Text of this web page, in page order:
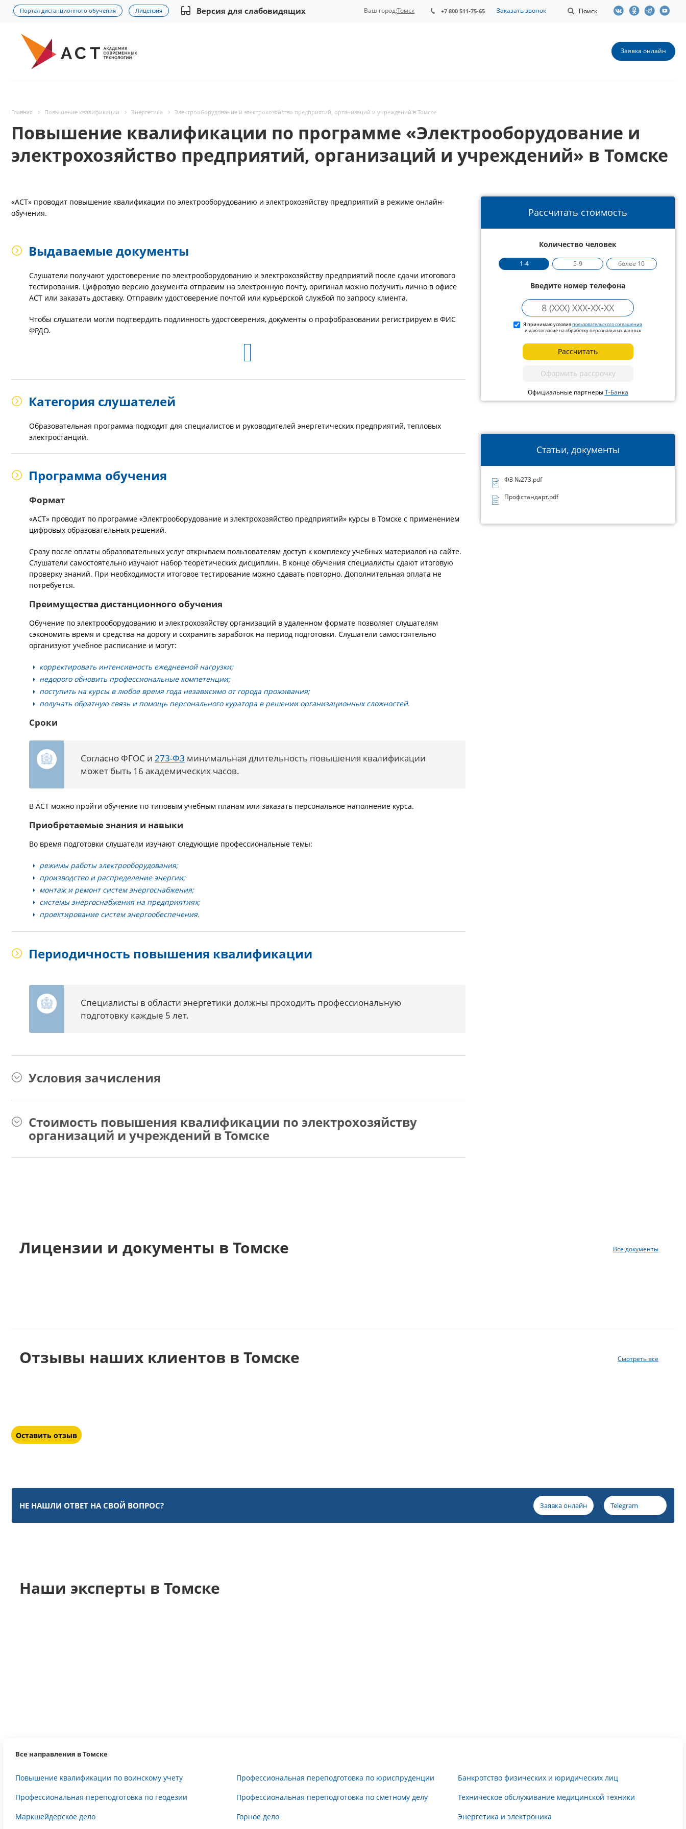
Портал дистанционного обучения Лицензия Версия для слабовидящих Поиск
+7 800 511-75-65 Заказать звонок
Ваш город:Томск
Заявка онлайн
Главная Повышение квалификации Энергетика Электрооборудование и электрохозяйство предприятий, организаций и учреждений в Томске
Повышение квалификации по программе «Электрооборудование и
электрохозяйство предприятий, организаций и учреждений» в Томске
Рассчитать стоимость
Количество человек
1-4 5-9 более 10
Введите номер телефона
Я принимаю условияпользовательского соглашения
и даю согласие на обработку персональных данных
Рассчитать
Оформить рассрочку
Официальные партнерыТ-Банка
Статьи, документы
ФЗ №273.pdf
Профстандарт.pdf
«АСТ» проводит повышение квалификации по электрооборудованию и электрохозяйству предприятий в режиме онлайн-
обучения.
Выдаваемые документы
Слушатели получают удостоверение по электрооборудованию и электрохозяйству предприятий после сдачи итогового
тестирования. Цифровую версию документа отправим на электронную почту, оригинал можно получить лично в офисе
АСТ или заказать доставку. Отправим удостоверение почтой или курьерской службой по запросу клиента.
Чтобы слушатели могли подтвердить подлинность удостоверения, документы о профобразовании регистрируем в ФИС
ФРДО.
Категория слушателей
Образовательная программа подходит для специалистов и руководителей энергетических предприятий, тепловых
электростанций.
Программа обучения
Формат
«АСТ» проводит по программе «Электрооборудование и электрохозяйство предприятий» курсы в Томске с применением
цифровых образовательных решений.
Сразу после оплаты образовательных услуг открываем пользователям доступ к комплексу учебных материалов на сайте.
Слушатели самостоятельно изучают набор теоретических дисциплин. В конце обучения специалисты сдают итоговую
проверку знаний. При необходимости итоговое тестирование можно сдавать повторно. Дополнительная оплата не
потребуется.
Преимущества дистанционного обучения
Обучение по электрооборудованию и электрохозяйству организаций в удаленном формате позволяет слушателям
сэкономить время и средства на дорогу и сохранить заработок на период подготовки. Слушатели самостоятельно
организуют учебное расписание и могут:
корректировать интенсивность ежедневной нагрузки;
недорого обновить профессиональные компетенции;
поступить на курсы в любое время года независимо от города проживания;
получать обратную связь и помощь персонального куратора в решении организационных сложностей.
Сроки
Согласно ФГОС и 273-ФЗ минимальная длительность повышения квалификации
может быть 16 академических часов.
В АСТ можно пройти обучение по типовым учебным планам или заказать персональное наполнение курса.
Приобретаемые знания и навыки
Во время подготовки слушатели изучают следующие профессиональные темы:
режимы работы электрооборудования;
производство и распределение энергии;
монтаж и ремонт систем энергоснабжения;
системы энергоснабжения на предприятиях;
проектирование систем энергообеспечения.
Периодичность повышения квалификации
Специалисты в области энергетики должны проходить профессиональную
подготовку каждые 5 лет.
Условия зачисления
Стоимость повышения квалификации по электрохозяйству
организаций и учреждений в Томске
Все документы
Лицензии и документы в Томске
Смотреть все
Отзывы наших клиентов в Томске
Оставить отзыв
НЕ НАШЛИ ОТВЕТ НА СВОЙ ВОПРОС? Заявка онлайн Telegram
Наши эксперты в Томске
Все направления в Томске
Повышение квалификации по воинскому учету Профессиональная переподготовка по юриспруденции
Банкротство физических и юридических лиц
Профессиональная переподготовка по геодезии
Профессиональная переподготовка по сметному делу
Техническое обслуживание медицинской техники
Маркшейдерское дело
Горное дело Энергетика и электроника